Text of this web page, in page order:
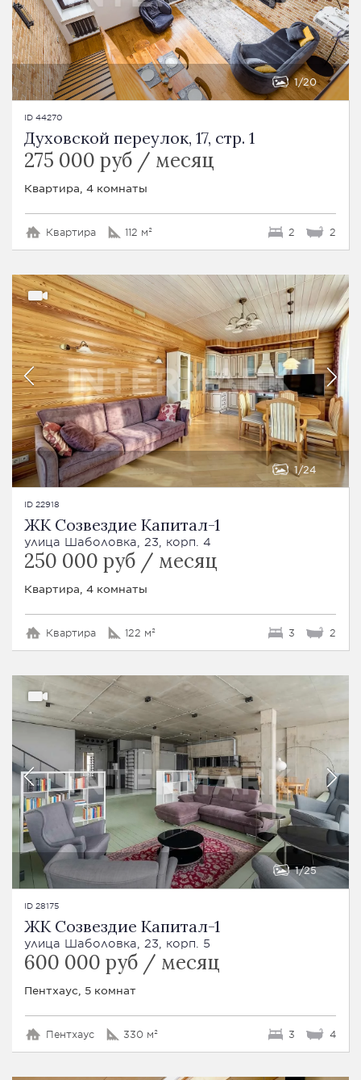
1 20
ID 44270
Духовской переулок, 17, стр. 1
275 000 руб / месяц
Квартира, 4 комнаты
Квартира 112 м² 2 2
1 24
ID 22918
ЖК Созвездие Капитал-1
улица Шаболовка, 23, корп. 4
250 000 руб / месяц
Квартира, 4 комнаты
Квартира 122 м² 3 2
1 25
ID 28175
ЖК Созвездие Капитал-1
улица Шаболовка, 23, корп. 5
600 000 руб / месяц
Пентхаус, 5 комнат
Пентхаус 330 м² 3 4